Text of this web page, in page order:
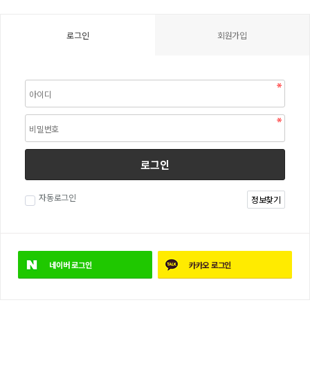
로그인 회원가입
로그인
자동로그인 정보찾기
네이버로그인 카카오로그인